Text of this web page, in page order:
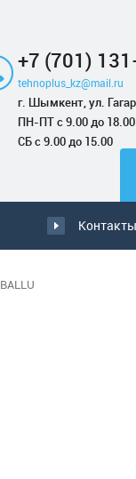
+7 (701)
tehnoplus_kz@mail.ru
г. Шымкент, ул.
ПН-ПТ с 9.00 до 18.00
СБ с 9.00 до 15.00
Контакты
BALLU